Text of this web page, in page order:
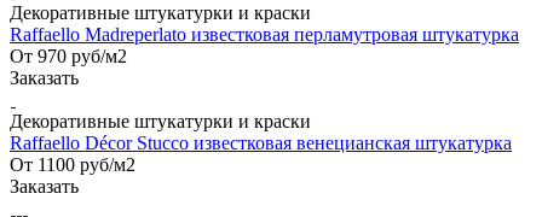
Декоративные штукатурки и краски
Raffaello Madreperlato известковая перламутровая штукатурка
От 970 руб/м2
Заказать
Декоративные штукатурки и краски
Raffaello Décor Stucco известковая венецианская штукатурка
От 1100 руб/м2
Заказать